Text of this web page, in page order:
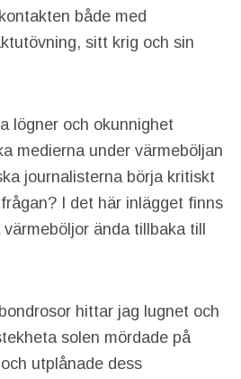
både med
sitt krig och sin
lögner och okunnighet
medierna under värmeböljan
journalisterna börja kritiskt
I det här inlägget finns
ända tillbaka till
hittar jag lugnet och
solen mördade på
utplånade dess